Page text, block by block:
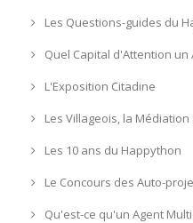
Les Questions-guides du
Quel Capital d'Attention
L'Exposition Citadine
Les Villageois, la
Les 10 ans du Happython
Le Concours des Auto-
Qu'est-ce qu'un Agent